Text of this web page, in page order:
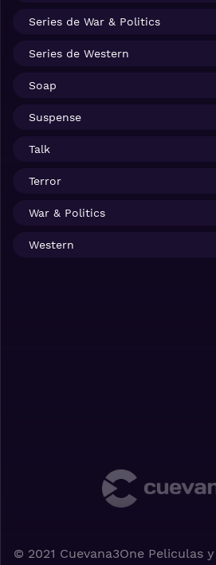
Series de War & Politics
Series de Western
Soap
Suspense
Talk
Terror
War & Politics
Western
© 2021 Cuevana3One Peliculas